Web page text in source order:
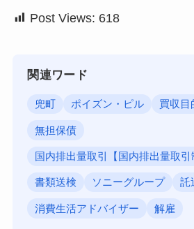
Post Views: 618
関連ワード
兜町 ポイズン・ピル 買収目
無担保債
国内排出量取引【国内排出量取引
書類送検 ソニーグループ 託
消費生活アドバイザー 解雇